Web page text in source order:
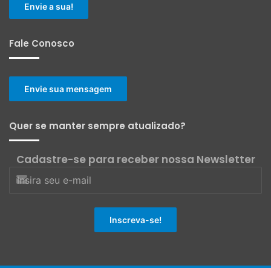
Envie a sua!
Fale Conosco
Envie sua mensagem
Quer se manter sempre atualizado?
Cadastre-se para receber nossa Newsletter